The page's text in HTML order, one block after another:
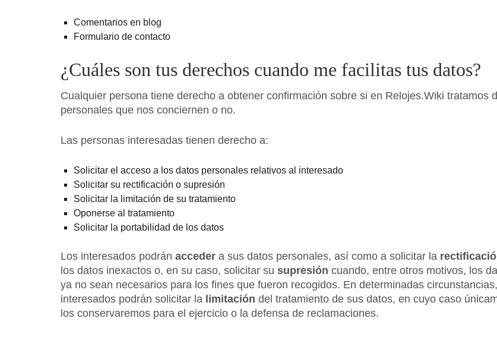
Comentarios en blog
Formulario de contacto
¿Cuáles son tus derechos cuando me facilitas tus datos?
Cualquier persona tiene derecho a obtener confirmación sobre si en Relojes.Wiki tratamos
personales que nos conciernen o no.
Las personas interesadas tienen derecho a:
Solicitar el acceso a los datos personales relativos al interesado
Solicitar su rectificación o supresión
Solicitar la limitación de su tratamiento
Oponerse al tratamiento
Solicitar la portabilidad de los datos
Los interesados podrán acceder a sus datos personales, así como a solicitar la
los datos inexactos o, en su caso, solicitar su supresión cuando, entre otros motivos, los
ya no sean necesarios para los fines que fueron recogidos. En determinadas
interesados podrán solicitar la limitación del tratamiento de sus datos, en cuyo caso
los conservaremos para el ejercicio o la defensa de reclamaciones.